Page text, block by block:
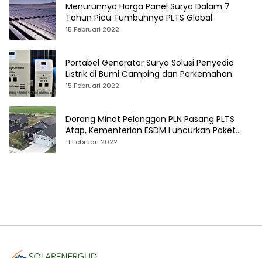
Menurunnya Harga Panel Surya Dalam 7
Tahun Picu Tumbuhnya PLTS Global
15 Februari 2022
Portabel Generator Surya Solusi Penyedia
Listrik di Bumi Camping dan Perkemahan
15 Februari 2022
Dorong Minat Pelanggan PLN Pasang PLTS
Atap, Kementerian ESDM Luncurkan Paket
Hibah SEF
11 Februari 2022